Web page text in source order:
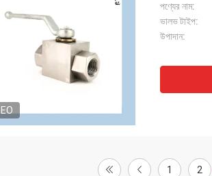
পণ্যের নাম:
ভালভ টাইপ:
উপাদান:
1 2